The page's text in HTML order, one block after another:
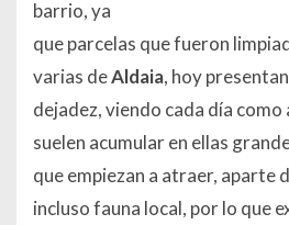
barrio, ya
que parcelas que fueron
varias deAldaia, hoy
dejadez, viendo cada día como
suelen acumular en ellas
que empiezan a atraer, aparte
incluso fauna local, por lo que